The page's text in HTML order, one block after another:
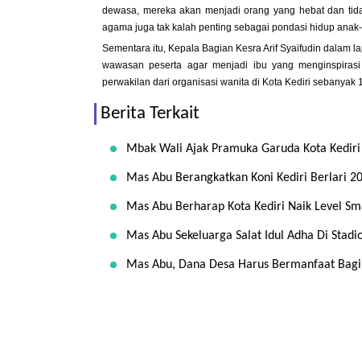
dewasa, mereka akan menjadi orang yang hebat dan
agama juga tak kalah penting sebagai pondasi hidup
Sementara itu, Kepala Bagian Kesra Arif Syaifudin dalam
wawasan peserta agar menjadi ibu yang
perwakilan dari organisasi wanita di Kota Kediri sebanyak
Berita Terkait
Mbak Wali Ajak Pramuka Garuda Kota
Mas Abu Berangkatkan Koni Kediri Berlari
Mas Abu Berharap Kota Kediri Naik Level
Mas Abu Sekeluarga Salat Idul Adha Di
Mas Abu, Dana Desa Harus Bermanfaat